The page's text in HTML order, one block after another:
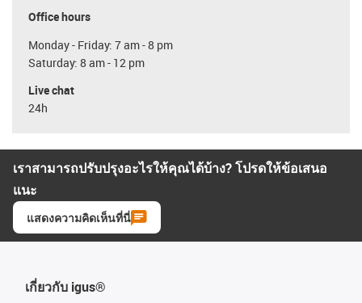
Office hours
Monday - Friday: 7 am - 8 pm
Saturday: 8 am - 12 pm
Live chat
24h
เราสามารถปรับปรุงอะไรให้คุณได้บ้าง? โปรดให้ข้อเสนอ
แนะ
แสดงความคิดเห็นที่นี่
เกี่ยวกับ igus®